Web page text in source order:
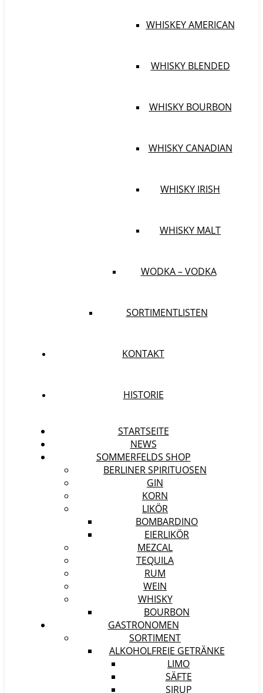
WHISKEY AMERICAN
WHISKY BLENDED
WHISKY BOURBON
WHISKY CANADIAN
WHISKY IRISH
WHISKY MALT
WODKA – VODKA
SORTIMENTLISTEN
KONTAKT
HISTORIE
STARTSEITE
NEWS
SOMMERFELDS SHOP
BERLINER SPIRITUOSEN
GIN
KORN
LIKÖR
BOMBARDINO
EIERLIKÖR
MEZCAL
TEQUILA
RUM
WEIN
WHISKY
BOURBON
GASTRONOMEN
SORTIMENT
ALKOHOLFREIE GETRÄNKE
LIMO
SÄFTE
SIRUP